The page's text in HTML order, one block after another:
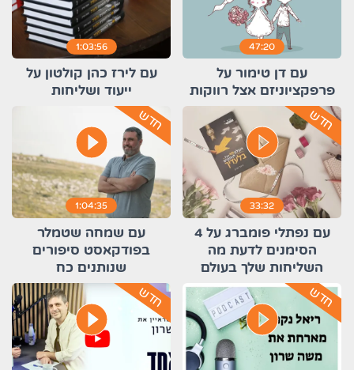
47:20
עם דן טימור על
פרפקציוניזם אצל רווקות
1:03:56
עם לירז כהן קולטון על
ייעוד ושליחות
חדש
33:32
play_circle_filled
עם נפתלי פומברג על 4
הסימנים לדעת מה
השליחות שלך בעולם
חדש
1:04:35
play_circle_filled
עם שמחה שטמלר
בפודקאסט סיפורים
שנותנים כח
חדש
play_circle_filled
חדש
play_circle_filled